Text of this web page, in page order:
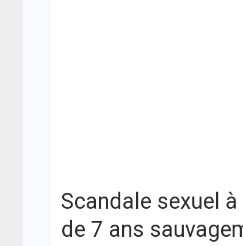
Scandale sexuel
de 7 ans